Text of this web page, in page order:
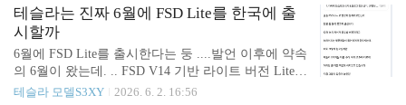
요한 것만 v14에서 뽑아서 적용.Hw3는 영원히 감독
형만…https://www.notateslaapp.cmeritocrat.tistory.com
진짜 잘한 결정.뭐 더 설명할 게 없음. *풀 셀프 드라
이빙(감독형)v14 Lite는 현재 미국 생산 Model 3/Y(풀
셀프 드라이빙 컴퓨터 3) 차량 중 FSD(감독형)이 활
성화된 차량에 한해 제공됩니다. (아쉽지만 모델S/X
테슬라는 진짜 6월에 FSD Lite를 한국에 출
시할까
6월에 FSD Lite를 출시한다는 둥 ....발언 이후에 약속
의 6월이 왔는데. .. FSD V14 기반 라이트 버전 Lite는
미국 유저 배포 기준으로 6월이어서,(이것도 지켜질
테슬라 모델S3XY 2026. 6. 2. 16:56